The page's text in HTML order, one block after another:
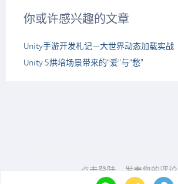
你或许感兴趣的文章
Unity手游开发札记—大世界动态加载实战
Unity 5烘培场景带来的“爱”与“愁”
点击登陆，发表您的评论~